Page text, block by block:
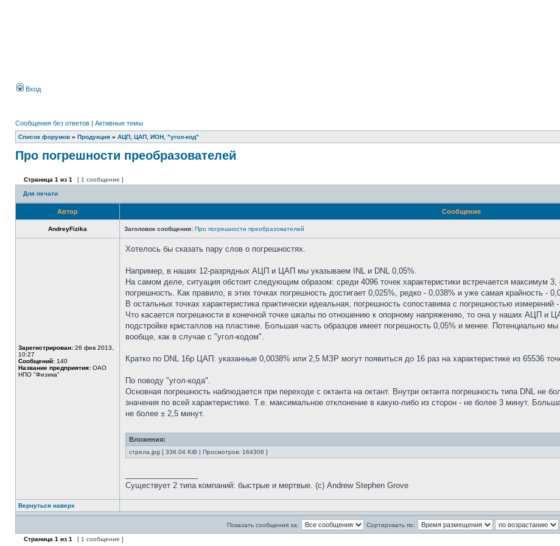
Вход
Сообщения без ответов | Активные темы
Список форумов » Продукция » АЦП, ЦАП, ИОН, "угол-код"
Про погрешности преобразователей
Страница 1 из 1 [ 1 сообщение ]
Для печати
Автор Сообщение
AndreyFizika Заголовок сообщения: Про погрешности преобразователей
Зарегистрирован: 26 фев 2013,
10:27
Сообщений: 140
Название предприятия: ОАО
НПО "Физика"
Хотелось бы сказать пару слов о погрешностях.
Например, в наших 12-разрядных АЦП и ЦАП мы указываем INL и DNL 0,05%.
На самом деле, ситуация обстоит следующим образом: среди 4096 точек характеристики встречается максимум
погрешность. Как правило, в этих точках погрешность достигает 0,025%, редко - 0,038% и уже самая крайность -
В остальных точках характеристика практически идеальная, погрешность сопоставима с погрешностью
Что касается погрешности в конечной точке шкалы по отношению к опорному напряжению, то она у наших АЦП и
подстройке кристаллов на пластине. Большая часть образцов имеет погрешность 0,05% и менее. Потенциально
вообще, как в случае с "угол-кодом".
Кратко по DNL 16р ЦАП: указанные 0,0038% или 2,5 МЗР могут появиться до 16 раз на характеристике из 65536
По поводу "угол-кода".
Основная погрешность наблюдается при переходе с октанта на октант. Внутри октанта погрешность типа DNL не
значения по всей характеристике. Т.е. максимальное отклонение в какую-либо из сторон - не более 3 минут.
не более ± 2,5 минут.
Вложения:
стрела.jpg [ 336.04 KiB | Просмотров: 164306 ]
Существует 2 типа компаний: быстрые и мертвые. (с) Andrew Stephen Grove
Вернуться наверх
Показать сообщения за: Сортировать по:
Страница 1 из 1 [ 1 сообщение ]